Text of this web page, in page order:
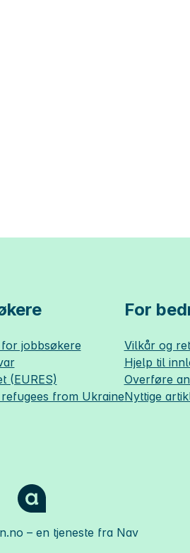
jobbsøkere
(EURES)
from Ukraine
For
Vilkår og
Hjelp til
Overføre
Nyttige
– en tjeneste fra Nav